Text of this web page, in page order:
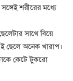
শরীরের মধ্যে
সাথে বিয়ে
ছেলে অনেক খারাপ।
কেটে টুকরো